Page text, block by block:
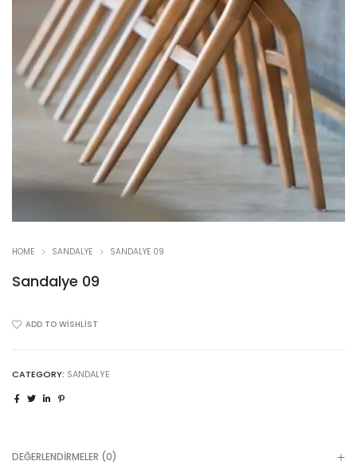
HOME SANDALYE SANDALYE 09
Sandalye 09
ADD TO WISHLIST
CATEGORY: SANDALYE
DEĞERLENDIRMELER (0)